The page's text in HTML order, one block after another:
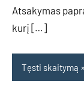
Atsakymas
kurį […]
Tęsti skaitymą